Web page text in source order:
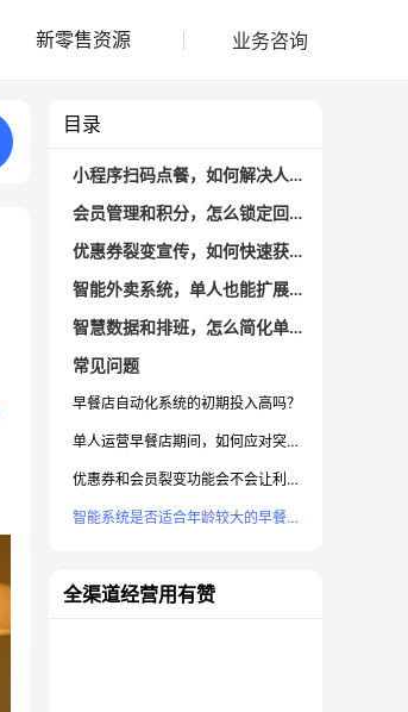
新零售资源 业务咨询
目录
小程序扫码点餐，如何解决人工接单压力？
会员管理和积分，怎么锁定回头客？
优惠券裂变宣传，如何快速获客？
智能外卖系统，单人也能扩展营业额？
智慧数据和排班，怎么简化单人店铺日常管理？
常见问题
早餐店自动化系统的初期投入高吗？
单人运营早餐店期间，如何应对突发高峰？
优惠券和会员裂变功能会不会让利润变低？
智能系统是否适合年龄较大的早餐店老板？
全渠道经营用有赞